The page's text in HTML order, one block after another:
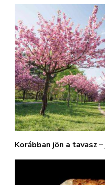
Korábban jön a tavasz